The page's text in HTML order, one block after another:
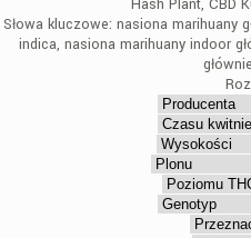
Hash Plant, CBD
Słowa kluczowe: nasiona marihuany
indica, nasiona marihuany indoor